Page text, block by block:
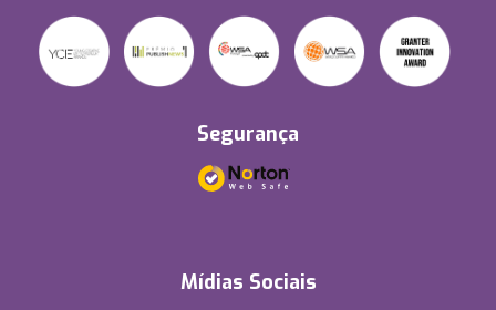
Segurança
Mídias Sociais